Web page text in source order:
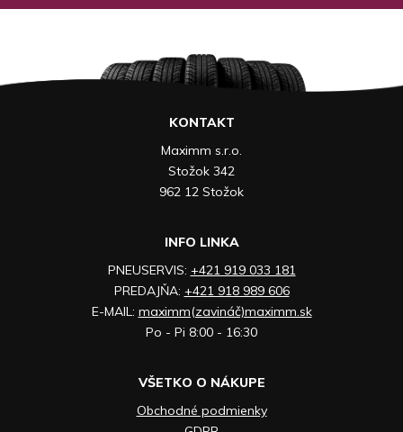
KONTAKT
Maximm s.r.o.
Stožok 342
962 12 Stožok
INFO LINKA
PNEUSERVIS: +421 919 033 181
PREDAJŇA: +421 918 989 606
E-MAIL: maximm(zavináč)maximm.sk
Po - Pi 8:00 - 16:30
VŠETKO O NÁKUPE
Obchodné podmienky